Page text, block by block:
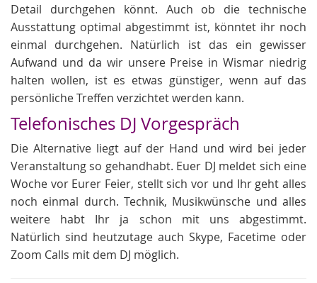
Detail durchgehen könnt. Auch ob die technische
Ausstattung optimal abgestimmt ist, könntet ihr noch
einmal durchgehen. Natürlich ist das ein gewisser
Aufwand und da wir unsere Preise in Wismar niedrig
halten wollen, ist es etwas günstiger, wenn auf das
persönliche Treffen verzichtet werden kann.
Telefonisches DJ Vorgespräch
Die Alternative liegt auf der Hand und wird bei jeder
Veranstaltung so gehandhabt. Euer DJ meldet sich eine
Woche vor Eurer Feier, stellt sich vor und Ihr geht alles
noch einmal durch. Technik, Musikwünsche und alles
weitere habt Ihr ja schon mit uns abgestimmt.
Natürlich sind heutzutage auch Skype, Facetime oder
Zoom Calls mit dem DJ möglich.